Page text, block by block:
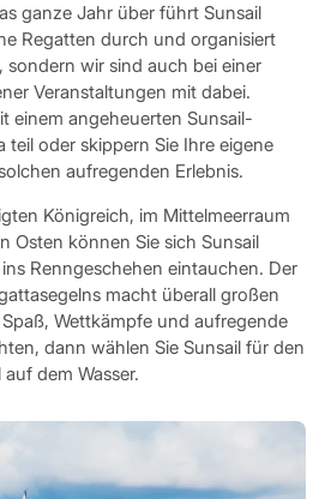
ganze Jahr über führt Sunsail
Regatten durch und organisiert
sondern wir sind auch bei einer
Veranstaltungen mit dabei.
einem angeheuerten Sunsail-
teil oder skippern Sie Ihre eigene
aufregenden Erlebnis.
Königreich, im Mittelmeerraum
Osten können Sie sich Sunsail
Renngeschehen eintauchen. Der
macht überall großen
Wettkämpfe und aufregende
dann wählen Sie Sunsail für den
dem Wasser.